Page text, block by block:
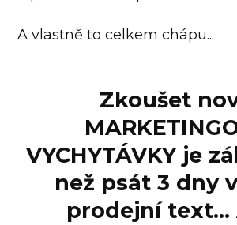
A vlastně to celkem chápu...
Zkoušet
VYCHYTÁVKY je
než psát 3 dny
prodejní text...